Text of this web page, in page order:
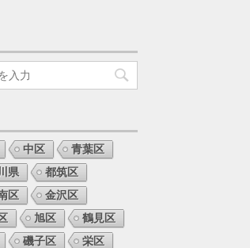
中区
青葉区
県
都筑区
区
金沢区
旭区
鶴見区
磯子区
栄区